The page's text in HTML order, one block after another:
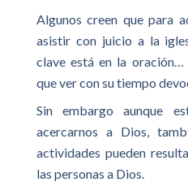
Algunos creen que para
asistir con juicio a la
clave está en la
que ver con su tiempo
Sin embargo aunque
acercarnos a Dios,
actividades pueden
las personas a Dios.